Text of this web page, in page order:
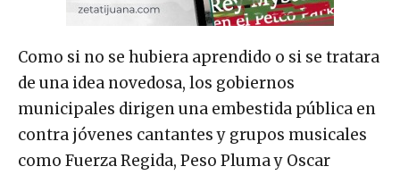
Como si no se hubiera aprendido o si se tratara
de una idea novedosa, los gobiernos
municipales dirigen una embestida pública en
contra jóvenes cantantes y grupos musicales
como Fuerza Regida, Peso Pluma y Oscar